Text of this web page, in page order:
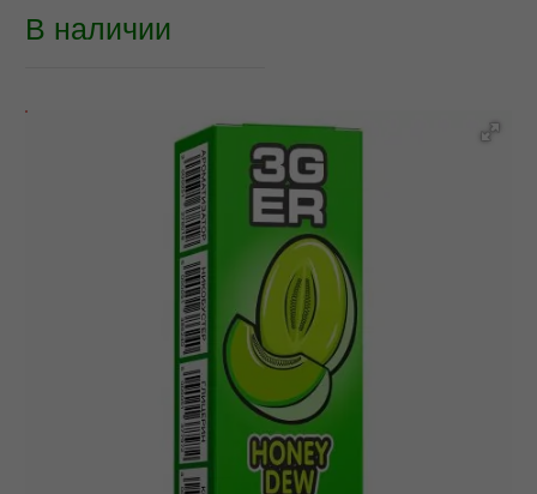
В наличии